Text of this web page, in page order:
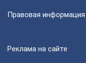
Правовая информация
Реклама на сайте